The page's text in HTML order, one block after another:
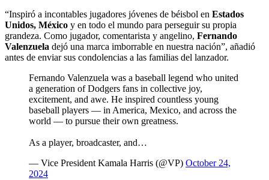
“Inspiró a incontables jugadores jóvenes de béisbol en Estados
Unidos, México y en todo el mundo para perseguir su propia
grandeza. Como jugador, comentarista y angelino, Fernando
Valenzuela dejó una marca imborrable en nuestra nación”, añadió
antes de enviar sus condolencias a las familias del lanzador.
Fernando Valenzuela was a baseball legend who united
a generation of Dodgers fans in collective joy,
excitement, and awe. He inspired countless young
baseball players — in America, Mexico, and across the
world — to pursue their own greatness.
As a player, broadcaster, and…
— Vice President Kamala Harris (@VP) October 24,
2024